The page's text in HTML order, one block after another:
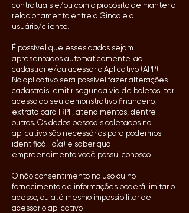
contratuais e/ou com o propósito de manter o
relacionamento entre a Ginco e o
usuário/cliente.
É possível que esses dados sejam
apresentados automaticamente, ao
cadastrar e/ou acessar o Aplicativo (APP).
No aplicativo será possível fazer alterações
cadastrais, emitir segunda via de boletos, ter
acesso ao seu demonstrativo financeiro,
extrato para IRPF, atendimentos, dentre
outros. Os dados pessoais coletados no
aplicativo são necessários para podermos
identificá-lo(a) e saber qual
empreendimento você possui conosco.
O não consentimento no uso ou no
fornecimento de informações poderá limitar o
acesso, ou até mesmo impossibilitar de
acessar o aplicativo.